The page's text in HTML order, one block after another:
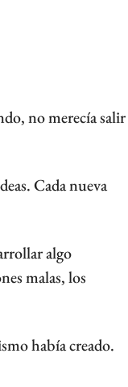
no merecía salir
Cada nueva
algo
malas, los
había creado.